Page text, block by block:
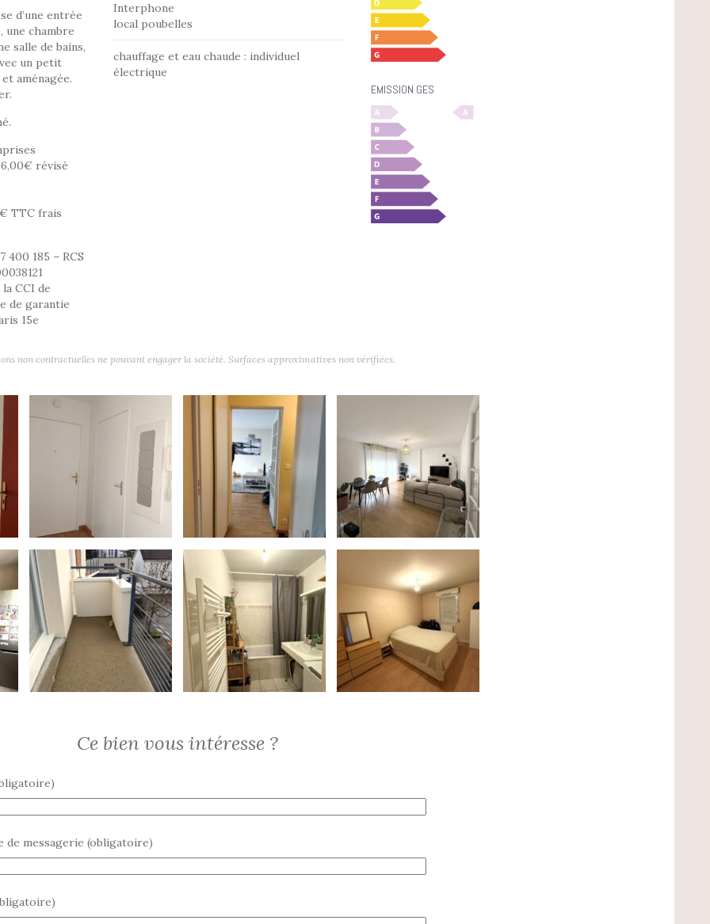
d’une entrée
une chambre
salle de bains,
un petit
aménagée.
révisé
TTC frais
400 185 – RCS
CCI de
de garantie
15e
Interphone
local poubelles
chauffage et eau chaude : individuel
électrique
EMISSION GES
non contractuelles ne pouvant engager la société. Surfaces approximatives non vérifiées.
Ce bien vous intéresse ?
de messagerie (obligatoire)